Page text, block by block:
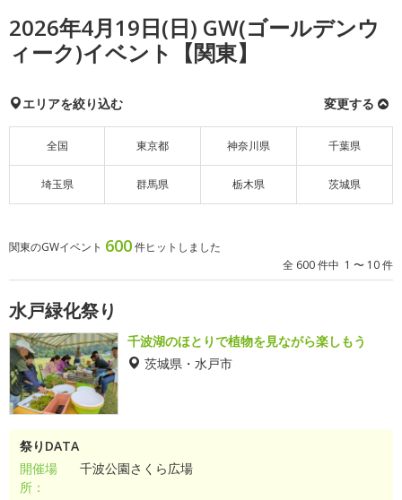
2026年4月19日(日) GW(ゴールデンウ
ィーク)イベント【関東】
エリアを絞り込む 変更する
全国 東京都 神奈川県 千葉県
埼玉県 群馬県 栃木県 茨城県
関東のGWイベント 600件ヒットしました
全 600 件中 1 〜 10 件
水戸緑化祭り
千波湖のほとりで植物を見ながら楽しもう
茨城県・水戸市
祭りDATA
開催場
所：
千波公園さくら広場